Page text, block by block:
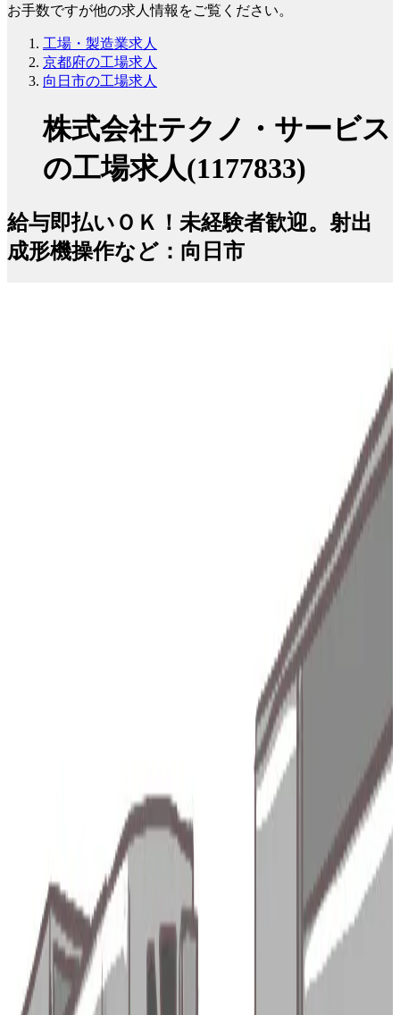
お手数ですが他の求人情報をご覧ください。
工場・製造業求人
京都府の工場求人
向日市の工場求人
株式会社テクノ・サービス
の工場求人(1177833)
給与即払いＯＫ！未経験者歓迎。射出
成形機操作など：向日市